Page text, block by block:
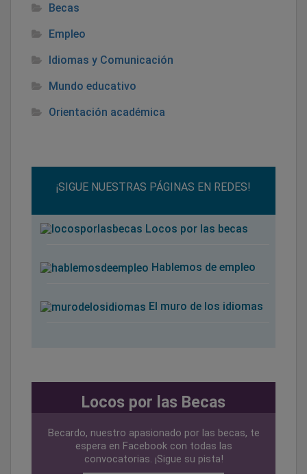
Becas
Empleo
Idiomas y Comunicación
Mundo educativo
Orientación académica
¡SIGUE NUESTRAS PÁGINAS EN REDES!
Locos por las becas
Hablemos de empleo
El muro de los idiomas
Locos por las Becas
Becardo, nuestro apasionado por las becas, te
espera en Facebook con todas las
convocatorias. ¡Sigue su pista!